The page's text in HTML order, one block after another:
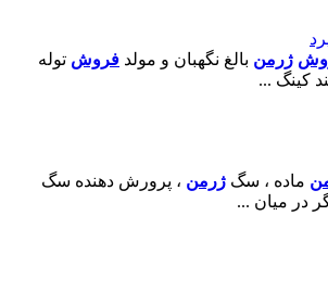
ژرمن بالغ نگهبان و مولد فروش توله
کينگ ...
ماده ، سگ ژرمن ، پرورش دهنده سگ
در ميان ...